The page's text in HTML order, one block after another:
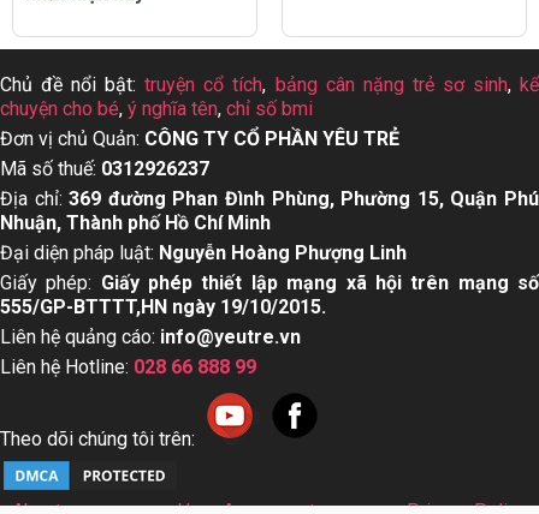
Chủ đề nổi bật:truyện cổ tích, bảng cân nặng trẻ sơ sinh, kể
chuyện cho bé, ý nghĩa tên, chỉ số bmi
Đơn vị chủ Quản: CÔNG TY CỔ PHẦN YÊU TRẺ
Mã số thuế: 0312926237
Địa chỉ:369 đường Phan Đình Phùng, Phường 15, Quận Phú
Nhuận, Thành phố Hồ Chí Minh
Đại diện pháp luật: Nguyễn Hoàng Phượng Linh
Giấy phép: Giấy phép thiết lập mạng xã hội trên mạng số
555/GP-BTTTT,HN ngày 19/10/2015.
Liên hệ quảng cáo: info@yeutre.vn
Liên hệ Hotline: 028 66 888 99
Theo dõi chúng tôi trên: